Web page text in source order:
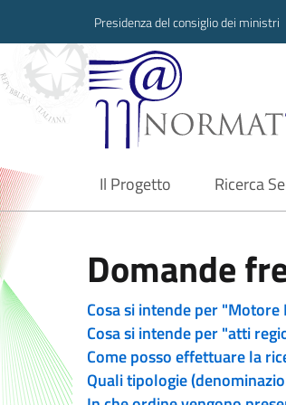
Presidenza del consiglio dei ministri
Il Progetto
current Ricerca
Domande
Cosa si intende per
Cosa si intende per "atti
Come posso effettuare la
Quali tipologie